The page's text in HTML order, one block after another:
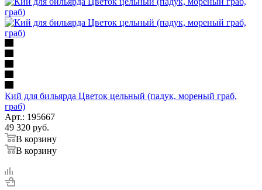
Кий для бильярда Цветок цельный (падук, мореный граб,
граб)
Арт.: 195667
49 320 руб.
В корзину
В корзину